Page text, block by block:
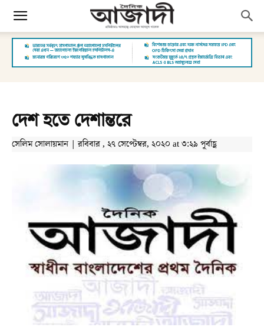
দেশ হতে দেশান্তরে
সেলিম সোলায়মান | রবিবার , ২৭ সেপ্টেম্বর, ২০২০ at ৩:২৯ পূর্বাহ্ণ